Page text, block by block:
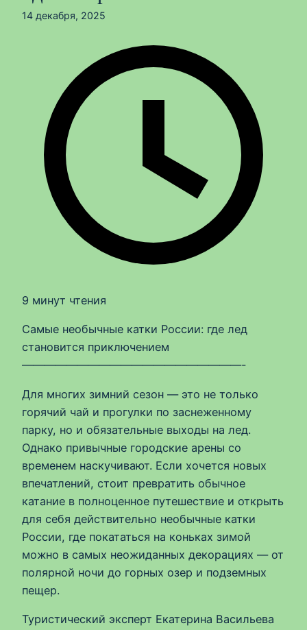
14 декабря, 2025
9 минут чтения
Самые необычные катки России: где лед
становится приключением
————————————————————-
Для многих зимний сезон — это не только
горячий чай и прогулки по заснеженному
парку, но и обязательные выходы на лед.
Однако привычные городские арены со
временем наскучивают. Если хочется новых
впечатлений, стоит превратить обычное
катание в полноценное путешествие и открыть
для себя действительно необычные катки
России, где покататься на коньках зимой
можно в самых неожиданных декорациях — от
полярной ночи до горных озер и подземных
пещер.
Туристический эксперт Екатерина Васильева